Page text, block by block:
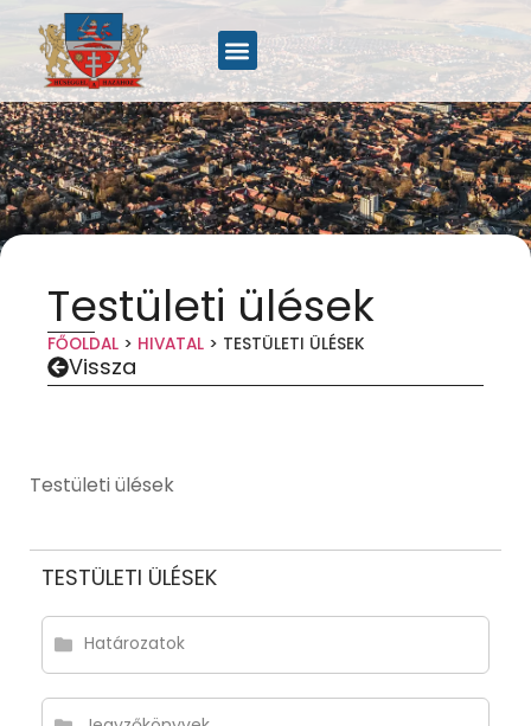
Testületi ülések
FŐOLDAL > HIVATAL > TESTÜLETI ÜLÉSEK
Vissza
Testületi ülések
TESTÜLETI ÜLÉSEK
Határozatok